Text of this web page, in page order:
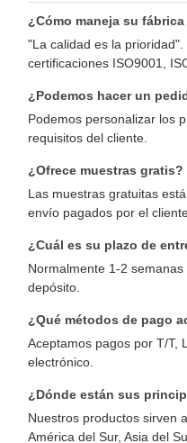
¿Cómo maneja su
"La calidad es la
certificaciones ISO9001,
¿Podemos hacer un
Podemos personalizar los
requisitos del cliente.
¿Ofrece muestras gratis?
Las muestras gratuitas
envío pagados por el
¿Cuál es su plazo de
Normalmente 1-2
depósito.
¿Qué métodos de pago
Aceptamos pagos por T/T,
electrónico.
¿Dónde están sus
Nuestros productos sirven
América del Sur, Asia del